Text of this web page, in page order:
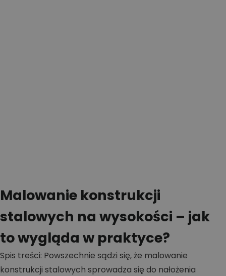
Malowanie konstrukcji
stalowych na wysokości – jak
to wygląda w praktyce?
Spis treści: Powszechnie sądzi się, że malowanie
konstrukcji stalowych sprowadza się do nałożenia